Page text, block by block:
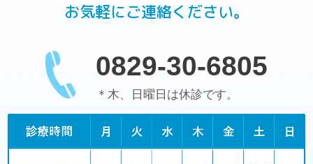
お気軽にご連絡ください。
0829-30-6805
＊木、日曜日は休診です。